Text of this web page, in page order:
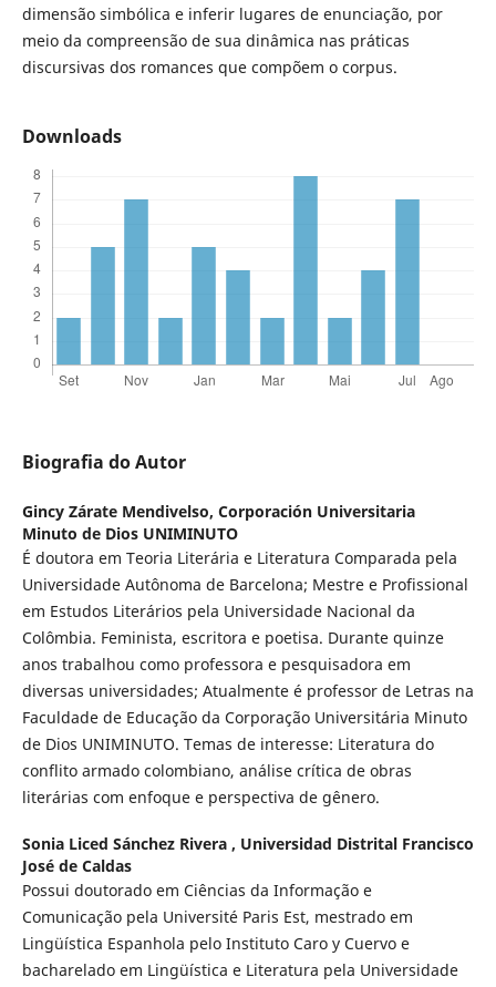
dimensão simbólica e inferir lugares de enunciação, por
meio da compreensão de sua dinâmica nas práticas
discursivas dos romances que compõem o corpus.
Downloads
Biografia do Autor
Gincy Zárate Mendivelso, Corporación Universitaria
Minuto de Dios UNIMINUTO
É doutora em Teoria Literária e Literatura Comparada pela
Universidade Autônoma de Barcelona; Mestre e Profissional
em Estudos Literários pela Universidade Nacional da
Colômbia. Feminista, escritora e poetisa. Durante quinze
anos trabalhou como professora e pesquisadora em
diversas universidades; Atualmente é professor de Letras na
Faculdade de Educação da Corporação Universitária Minuto
de Dios UNIMINUTO. Temas de interesse: Literatura do
conflito armado colombiano, análise crítica de obras
literárias com enfoque e perspectiva de gênero.
Sonia Liced Sánchez Rivera , Universidad Distrital Francisco
José de Caldas
Possui doutorado em Ciências da Informação e
Comunicação pela Université Paris Est, mestrado em
Lingüística Espanhola pelo Instituto Caro y Cuervo e
bacharelado em Lingüística e Literatura pela Universidade